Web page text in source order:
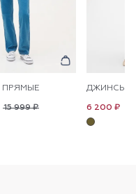
15 999 ₽ 6 200 ₽